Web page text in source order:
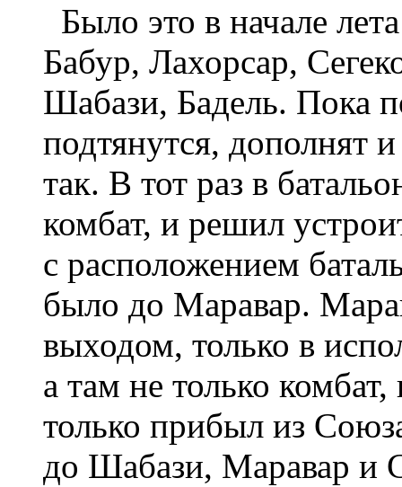
Было это в начале
Бабур, Лахорсар,
Шабази, Бадель. Пока
подтянутся, дополнят
так. В тот раз в
комбат, и решил
с расположением
было до Маравар.
выходом, только в
а там не только
только прибыл из
до Шабази, Маравар и